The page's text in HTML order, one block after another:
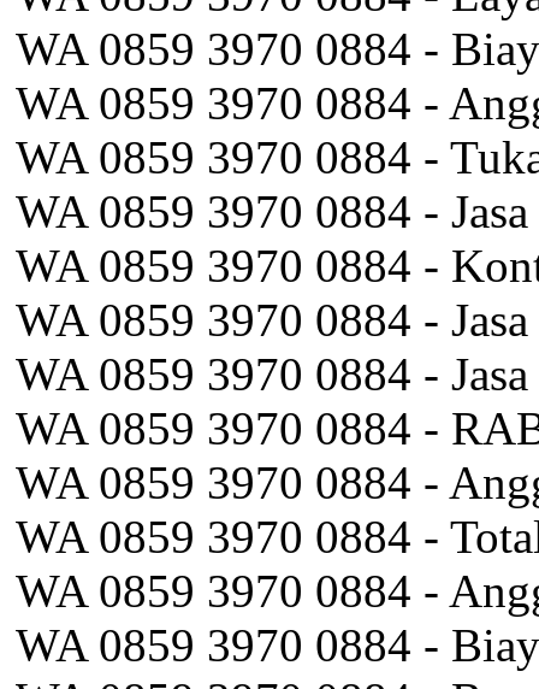
WA 0859 3970 0884 -
WA 0859 3970 0884 -
WA 0859 3970 0884 -
WA 0859 3970 0884 -
WA 0859 3970 0884 -
WA 0859 3970 0884 -
WA 0859 3970 0884 -
WA 0859 3970 0884 -
WA 0859 3970 0884 -
WA 0859 3970 0884 -
WA 0859 3970 0884 -
WA 0859 3970 0884 -